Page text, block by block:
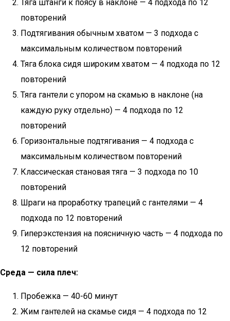
Тяга штанги к поясу в наклоне — 4 подхода по 12
повторений
Подтягивания обычным хватом — 3 подхода с
максимальным количеством повторений
Тяга блока сидя широким хватом — 4 подхода по 12
повторений
Тяга гантели с упором на скамью в наклоне (на
каждую руку отдельно) — 4 подхода по 12
повторений
Горизонтальные подтягивания — 4 подхода с
максимальным количеством повторений
Классическая становая тяга — 3 подхода по 10
повторений
Шраги на проработку трапеций с гантелями — 4
подхода по 12 повторений
Гиперэкстензия на поясничную часть — 4 подхода по
12 повторений
Среда — сила плеч:
Пробежка — 40-60 минут
Жим гантелей на скамье сидя — 4 подхода по 12